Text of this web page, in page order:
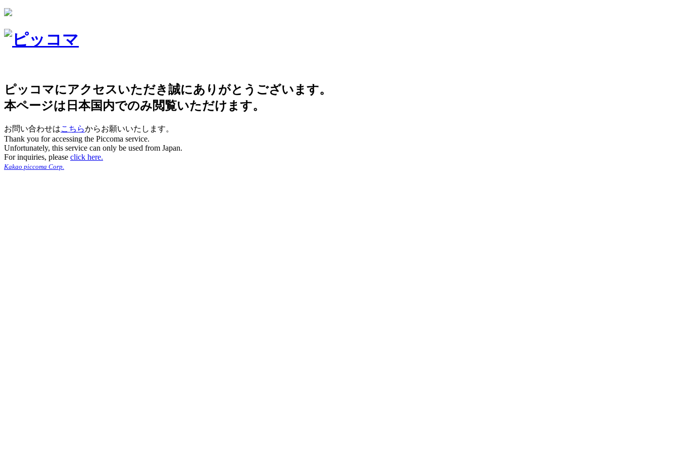
ピッコマにアクセスいただき誠にありがとうございます。
本ページは日本国内でのみ閲覧いただけます。
お問い合わせはこちらからお願いいたします。
Thank you for accessing the Piccoma service.
Unfortunately, this service can only be used from Japan.
For inquiries, please click here.
Kakao piccoma Corp.